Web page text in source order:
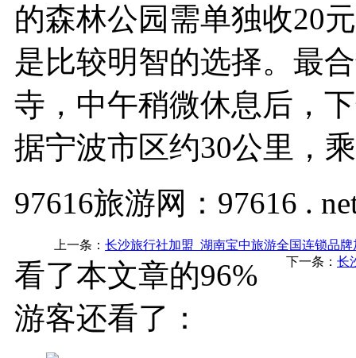
的森林公园需单独收20
是比较明智的选择。最
寺，中午稍微休息后，
据宁波市区约30公里，
97616旅游网：97616 .
上一条： 长沙旅行社加盟_湖南宝中旅游全国连锁品牌
下一条： 长
看了本文章的96%
游客还看了：